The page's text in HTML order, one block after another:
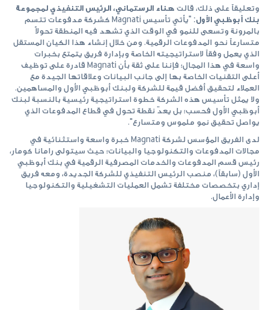
وتعليقاً على ذلك، قالت هناء الرستماني، الرئيس التنفيذي لمجموعة
بنك أبوظبي الأول:
"يأتي تأسيس Magnati كشركة مدفوعات تتسم
بالمرونة وتسعى للنمو في الوقت الذي تشهد فيه المنطقة تحولاً
متسارعاً نحو المدفوعات الرقمية. ومن خلال إنشاء هذا الكيان المستقل
الذي يعمل وفقاً لاستراتيجيته الخاصة وبإدارة فريق يتمتع بخبرات
واسعة في هذا المجال؛ فإننا على ثقة بأن Magnati قادرة على توظيف
أعلى التقنيات الخاصة بها إلى جانب البيانات وعلاقاتها الجيدة مع
العملاء لتحقيق أفضل قيمة للشركة ولبنك أبوظبي الأول والمساهمين.
ولا يمثل تأسيس هذه الشركة خطوة استراتيجية رئيسية بالنسبة لبنك
أبوظبي الأول فحسب؛ بل يعدّ نقطة تحول في قطاع المدفوعات الذي
يواصل تحقيق نمو ملموس ومتسارع".
لدى الفريق المؤسس لشركة Magnati خبرة واسعة واستثنائية في
مجالات المدفوعات والتكنولوجيا والبيانات؛ حيث سيتولى رامانا كومار،
رئيس قسم المدفوعات والخدمات المصرفية الرقمية في بنك أبوظبي
الأول (سابقاً)، منصب الرئيس التنفيذي للشركة الجديدة، ومعه فريق
إداري بتخصصات مختلفة تشمل العمليات التشغيلية والتكنولوجيا
وإدارة الأعمال.